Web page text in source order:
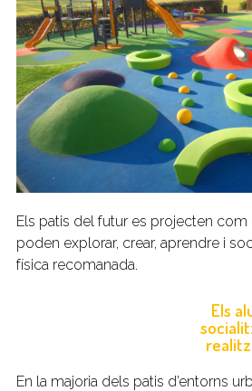
Els patis del futur es projecten
poden explorar, crear, aprendre i
física recomanada.
Els
En la majoria dels patis d’entorns